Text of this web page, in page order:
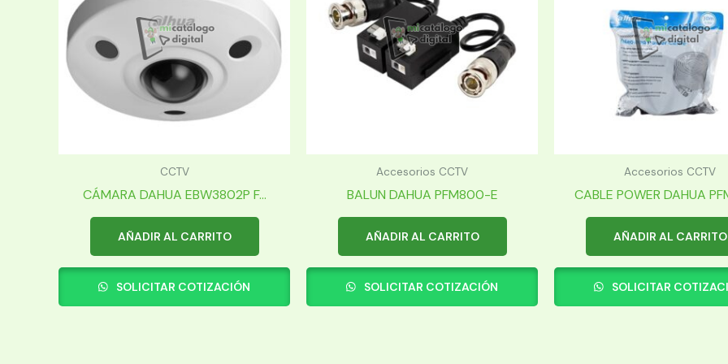
CCTV
CÁMARA DAHUA EBW3802P F...
AÑADIR AL CARRITO
SOLICITAR COTIZACIÓN
Accesorios CCTV
BALUN DAHUA PFM800-E
AÑADIR AL CARRITO
SOLICITAR COTIZACIÓN
Accesorios CCTV
CABLE POWER DAHUA
AÑADIR AL CARRITO
SOLICITAR